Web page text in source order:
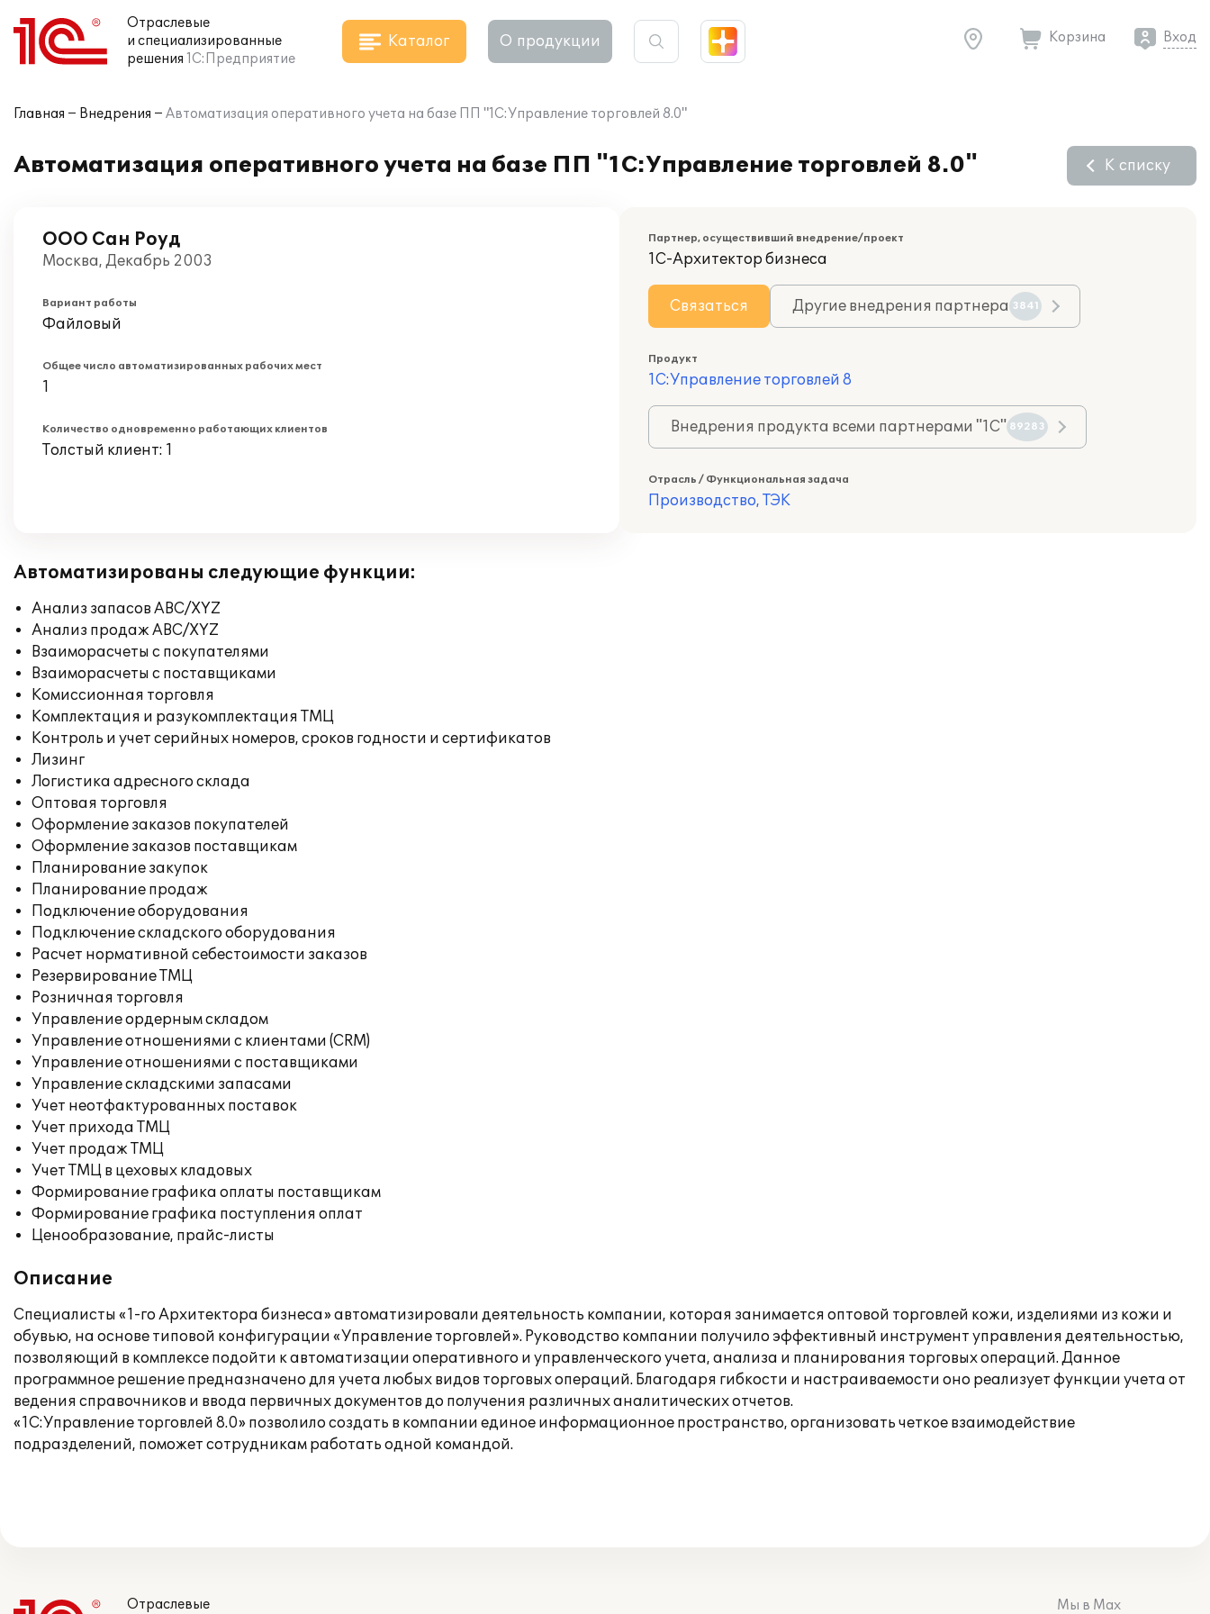
Отраслевые
и специализированные
решения 1С:Предприятие
Каталог О продукции Корзина Вход
Главная Внедрения Автоматизация оперативного учета на базе ПП "1С:Управление торговлей 8.0"
Автоматизация оперативного учета на базе ПП "1С:Управление торговлей 8.0" К списку
ООО Сан Роуд
Москва, Декабрь 2003
Вариант работы
Файловый
Общее число автоматизированных рабочих мест
1
Количество одновременно работающих клиентов
Толстый клиент: 1
Партнер, осуществивший внедрение/проект
1С-Архитектор бизнеса
Связаться Другие внедрения партнера 3841
Продукт
1С:Управление торговлей 8
Внедрения продукта всеми партнерами "1С" 89283
Отрасль / Функциональная задача
Производство, ТЭК
Автоматизированы следующие функции:
Анализ запасов ABC/XYZ
Анализ продаж ABC/XYZ
Взаиморасчеты с покупателями
Взаиморасчеты с поставщиками
Комиссионная торговля
Комплектация и разукомплектация ТМЦ
Контроль и учет серийных номеров, сроков годности и сертификатов
Лизинг
Логистика адресного склада
Оптовая торговля
Оформление заказов покупателей
Оформление заказов поставщикам
Планирование закупок
Планирование продаж
Подключение оборудования
Подключение складского оборудования
Расчет нормативной себестоимости заказов
Резервирование ТМЦ
Розничная торговля
Управление ордерным складом
Управление отношениями с клиентами (CRM)
Управление отношениями с поставщиками
Управление складскими запасами
Учет неотфактурованных поставок
Учет прихода ТМЦ
Учет продаж ТМЦ
Учет ТМЦ в цеховых кладовых
Формирование графика оплаты поставщикам
Формирование графика поступления оплат
Ценообразование, прайс-листы
Описание
Специалисты «1-го Архитектора бизнеса» автоматизировали деятельность компании, которая занимается оптовой торговлей кожи, изделиями из кожи и
обувью, на основе типовой конфигурации «Управление торговлей». Руководство компании получило эффективный инструмент управления деятельностью,
позволяющий в комплексе подойти к автоматизации оперативного и управленческого учета, анализа и планирования торговых операций. Данное
программное решение предназначено для учета любых видов торговых операций. Благодаря гибкости и настраиваемости оно реализует функции учета от
ведения справочников и ввода первичных документов до получения различных аналитических отчетов.
«1С:Управление торговлей 8.0» позволило создать в компании единое информационное пространство, организовать четкое взаимодействие
подразделений, поможет сотрудникам работать одной командой.
Отраслевые Мы в Max